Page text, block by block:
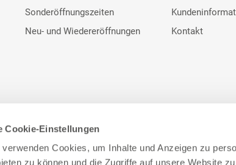
Cookie-Einstellungen
verwenden Cookies, um Inhalte und Anzeigen zu
zu können und die Zugriffe auf unsere Website
Sonderöffnungszeiten
Neu- und Wiedereröffnungen
Kontakt